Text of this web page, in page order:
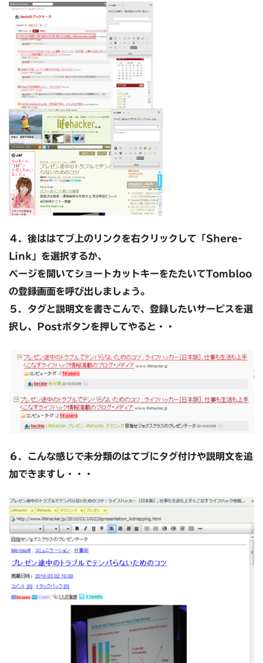
４．後ははてブ上のリンクを右クリックして「Shere-
Link」を選択するか、
ページを開いてショートカットキーをたたいてTombloo
の登録画面を呼び出しましょう。
５．タグと説明文を書きこんで、登録したいサービスを選
択し、Postボタンを押してやると・・
６．こんな感じで未分類のはてブにタグ付けや説明文を追
加できますし・・・